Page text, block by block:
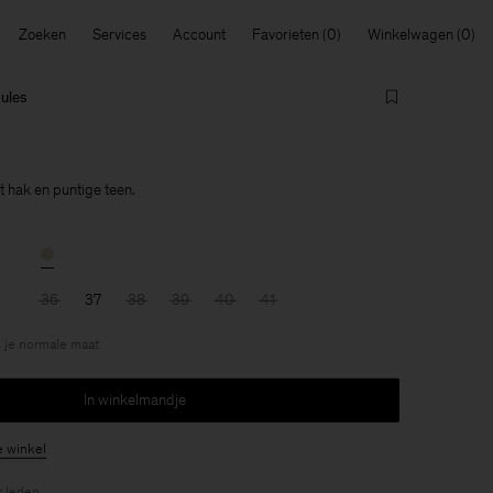
Zoeken Services Account Favorieten Winkelwagen
hak en puntige teen.
36 37 38 39 40 41
normale maat
In winkelmandje
winkel